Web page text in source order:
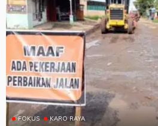
FOKUS KARO RAYA